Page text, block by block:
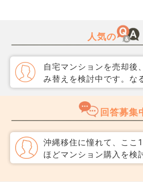
人気の
自宅マンションを売却後
み替えを検討中です。な
く3か月以内に売却をし
のですが、一般媒介と専
介で迷っています。 窓口
だと思うのですが、友人
専任をおすすめされまし
それぞれメリットデメリ
回答募集
沖縄移住に憧れて、ここ
ほどマンション購入を検
ています。 観光需要も強